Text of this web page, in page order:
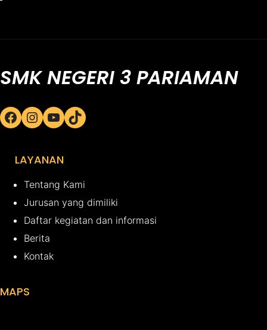
SMK NEGERI 3 PARIAMAN
Facebook Instagram YouTube TikTok
LAYANAN
Tentang Kami
Jurusan yang dimiliki
Daftar kegiatan dan informasi
Berita
Kontak
MAPS